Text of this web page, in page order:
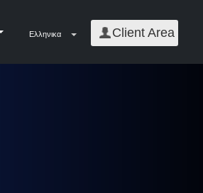
Ελληνικα Client Area